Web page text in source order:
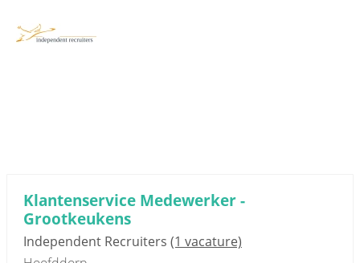
Klantenservice Medewerker -
Grootkeukens
Independent Recruiters (1 vacature)